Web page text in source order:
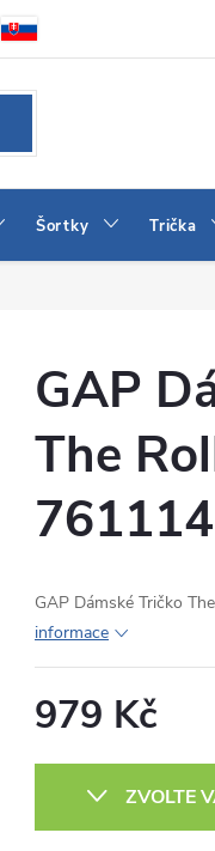
Kontakt
Šortky Trička
GAP
The
GAP Dámské Tričko
informace
979 Kč
ZVOLTE